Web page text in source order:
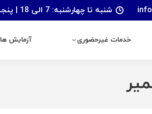
شنبه تا چهارشنبه: 7 الی 18 | پنجشنبه: 7 الی 16 | جمعه تعطیل
خدمات غیرحضوری آزمایش ها
غیرحضوری آزمایش ها